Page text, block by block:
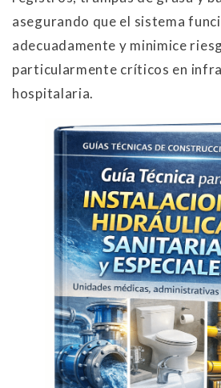
asegurando que el sistema
adecuadamente y minimice
particularmente críticos en
hospitalaria.